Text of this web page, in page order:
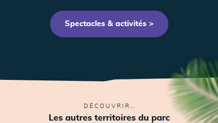
55
Spectacles & activités >
DÉCOUVRIR…
Les autres territoires du parc